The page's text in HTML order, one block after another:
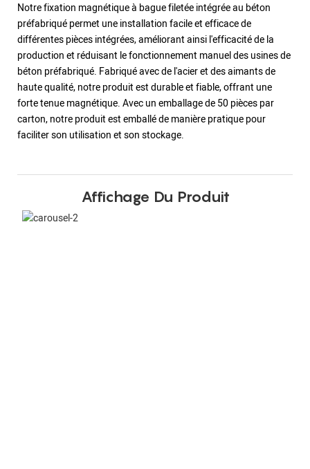
Notre fixation magnétique à bague filetée intégrée au béton
préfabriqué permet une installation facile et efficace de
différentes pièces intégrées, améliorant ainsi l'efficacité de la
production et réduisant le fonctionnement manuel des usines de
béton préfabriqué. Fabriqué avec de l'acier et des aimants de
haute qualité, notre produit est durable et fiable, offrant une
forte tenue magnétique. Avec un emballage de 50 pièces par
carton, notre produit est emballé de manière pratique pour
faciliter son utilisation et son stockage.
Affichage Du Produit